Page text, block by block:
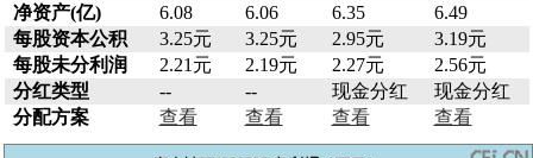
净资产(亿)
6.08 6.06 6.35
6.49
每股资本公积
3.25元 3.25元 2.95元
3.19元
每股未分利润
2.21元 2.19元 2.27元
2.56元
分红类型
-- -- 现金分红
现金分红
分配方案
查看 查看 查看 查看